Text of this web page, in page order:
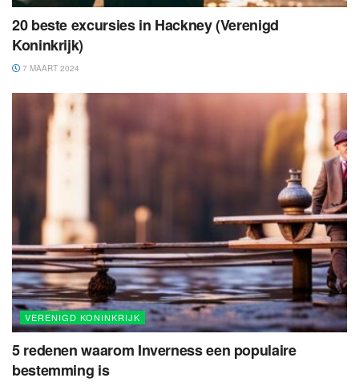
20 beste excursies in Hackney (Verenigd
Koninkrijk)
7 MAART 2024
VERENIGD KONINKRIJK
5 redenen waarom Inverness een populaire
bestemming is